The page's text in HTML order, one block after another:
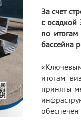
За счет
с осадкой
по
бассейна
«Ключевым
итогам
приняты